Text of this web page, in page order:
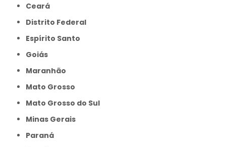
Ceará
Distrito Federal
Espírito Santo
Goiás
Maranhão
Mato Grosso
Mato Grosso do Sul
Minas Gerais
Paraná